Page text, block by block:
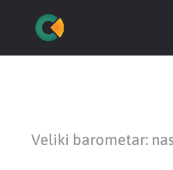
Veliki barometar: